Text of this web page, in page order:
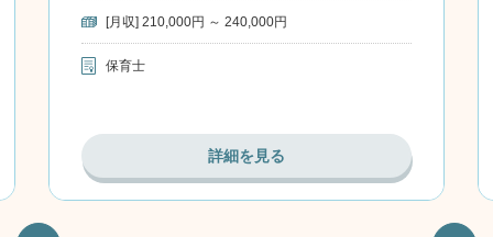
[月収] 210,000円 ～ 240,000円
保育士
詳細を見る